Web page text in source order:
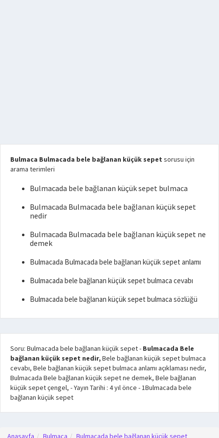
Bulmaca Bulmacada bele bağlanan küçük sepet sorusu için
arama terimleri
Bulmacada bele bağlanan küçük sepet bulmaca
Bulmacada Bulmacada bele bağlanan küçük sepet
nedir
Bulmacada Bulmacada bele bağlanan küçük sepet ne
demek
Bulmacada Bulmacada bele bağlanan küçük sepet anlamı
Bulmacada bele bağlanan küçük sepet bulmaca cevabı
Bulmacada bele bağlanan küçük sepet bulmaca sözlüğü
Soru: Bulmacada bele bağlanan küçük sepet- Bulmacada Bele
bağlanan küçük sepet nedir,Bele bağlanan küçük sepet bulmaca
cevabı, Bele bağlanan küçük sepet bulmaca anlamı açıklaması nedir,
Bulmacada Bele bağlanan küçük sepet ne demek, Bele bağlanan
küçük sepet çengel, - Yayın Tarihi : 4 yıl önce -1Bulmacada bele
bağlanan küçük sepet
Anasayfa Bulmaca Bulmacada bele bağlanan küçük sepet